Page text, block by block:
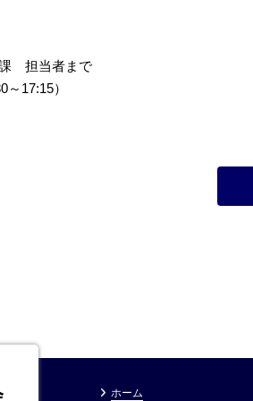
課 担当者まで
17:15）
ホーム